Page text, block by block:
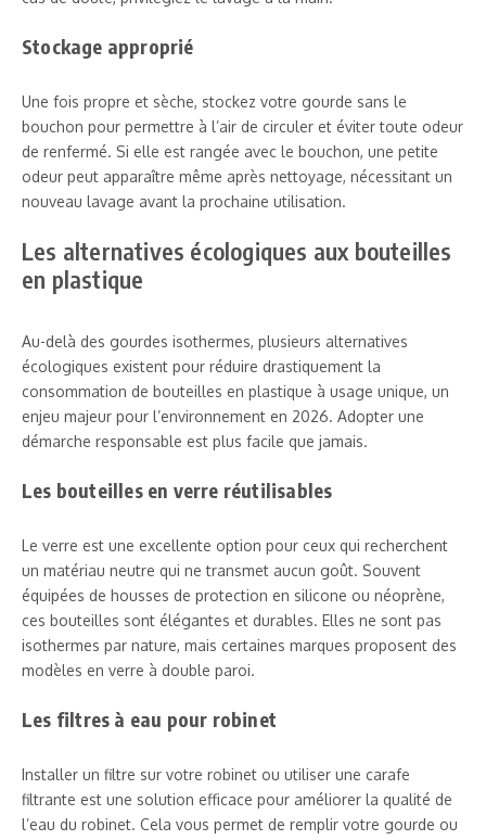
Stockage approprié
Une fois propre et sèche, stockez votre gourde sans le
bouchon pour permettre à l’air de circuler et éviter toute odeur
de renfermé. Si elle est rangée avec le bouchon, une petite
odeur peut apparaître même après nettoyage, nécessitant un
nouveau lavage avant la prochaine utilisation.
Les alternatives écologiques aux bouteilles
en plastique
Au-delà des gourdes isothermes, plusieurs alternatives
écologiques existent pour réduire drastiquement la
consommation de bouteilles en plastique à usage unique, un
enjeu majeur pour l’environnement en 2026. Adopter une
démarche responsable est plus facile que jamais.
Les bouteilles en verre réutilisables
Le verre est une excellente option pour ceux qui recherchent
un matériau neutre qui ne transmet aucun goût. Souvent
équipées de housses de protection en silicone ou néoprène,
ces bouteilles sont élégantes et durables. Elles ne sont pas
isothermes par nature, mais certaines marques proposent des
modèles en verre à double paroi.
Les filtres à eau pour robinet
Installer un filtre sur votre robinet ou utiliser une carafe
filtrante est une solution efficace pour améliorer la qualité de
l’eau du robinet. Cela vous permet de remplir votre gourde ou